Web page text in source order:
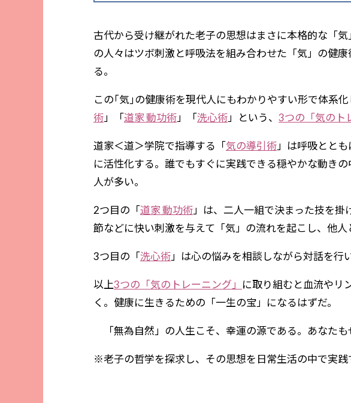
古代から受け継がれた老子の思想はまさに本格的な「
の人々はツボ刺激と呼吸法を組み合わせた「気」の健
る。
この｢気｣の健康術を現代人にもわかりやすい形で体系
術」「道家 動功術」「洗心術」という、 3つの「気のト
道家＜道＞学院で指導する「気の導引術」は呼吸とと
に活性化する。誰でもすぐに実践できる穏やかな動き
人が多い。
2つ目の「道家 動功術」は、二人一組で決まった技を
節などに快い刺激を与えて「気」の流れを起こし、他人
3つ目の「洗心術」は心の悩みを相談しながら対話を行
以上3つの「気のトレーニング」 に取り組むと血流やリ
く。健康に生きるための「一生の宝」になるはずだ。
「無為自然」の人生こそ、幸運の源である。あなたも
※老子の哲学を探求し、その思想を日常生活の中で実践